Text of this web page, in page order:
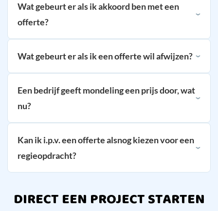
Wat gebeurt er als ik akkoord ben met een
offerte?
Wat gebeurt er als ik een offerte wil afwijzen?
Een bedrijf geeft mondeling een prijs door, wat
nu?
Kan ik i.p.v. een offerte alsnog kiezen voor een
regieopdracht?
DIRECT EEN PROJECT STARTEN